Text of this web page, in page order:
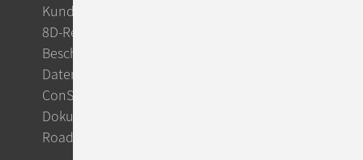
Kundensupport mit KI
8D-Reports im Reklamationsmanagement
Beschwerdemanagement
Datenschutz mit ConSol CM
ConSol Support & Trainings
Dokumentation im TecDoc
Roadmap